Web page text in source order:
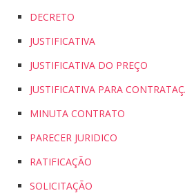
DECRETO
JUSTIFICATIVA
JUSTIFICATIVA DO PREÇO
JUSTIFICATIVA PARA
MINUTA CONTRATO
PARECER JURIDICO
RATIFICAÇÃO
SOLICITAÇÃO